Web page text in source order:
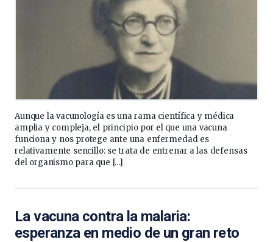
Aunque la vacunología es una rama científica y médica
amplia y compleja, el principio por el que una vacuna
funciona y nos protege ante una enfermedad es
relativamente sencillo: se trata de entrenar a las defensas
del organismo para que […]
La vacuna contra la malaria:
esperanza en medio de un gran reto